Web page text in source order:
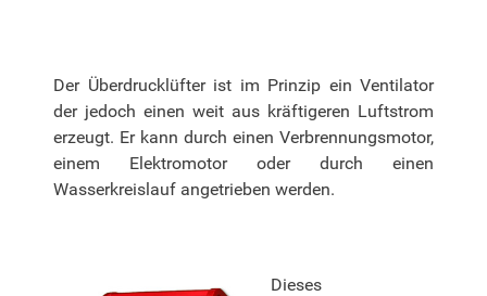
Der Überdrucklüfter ist im Prinzip ein Ventilator
der jedoch einen weit aus kräftigeren Luftstrom
erzeugt. Er kann durch einen Verbrennungsmotor,
einem Elektromotor oder durch einen
Wasserkreislauf angetrieben werden.
Dieses